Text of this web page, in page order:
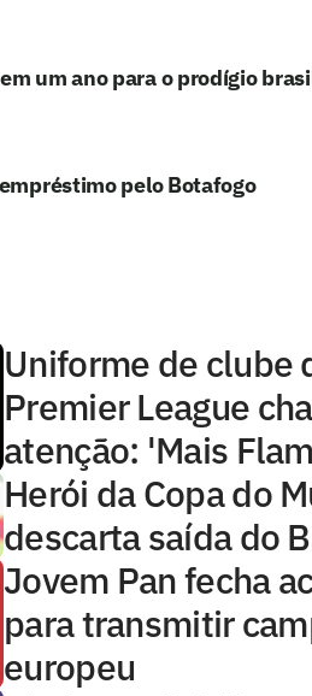
um ano para o prodígio
pelo Botafogo
Uniforme de clube
Premier League
atenção: 'Mais
Herói da Copa do
descarta saída do
Jovem Pan fecha
para transmitir
europeu